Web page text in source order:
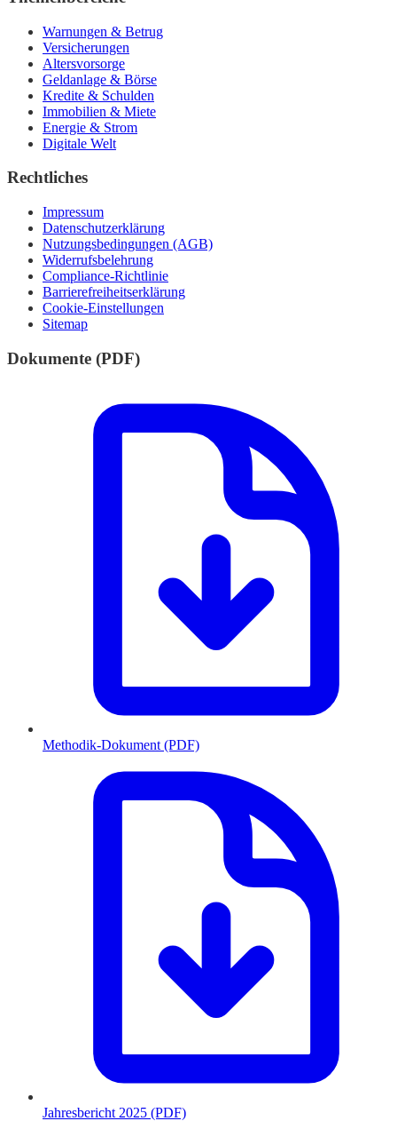
Warnungen & Betrug
Versicherungen
Altersvorsorge
Geldanlage & Börse
Kredite & Schulden
Immobilien & Miete
Energie & Strom
Digitale Welt
Rechtliches
Impressum
Datenschutzerklärung
Nutzungsbedingungen (AGB)
Widerrufsbelehrung
Compliance-Richtlinie
Barrierefreiheitserklärung
Cookie-Einstellungen
Sitemap
Dokumente (PDF)
Methodik-Dokument (PDF)
Jahresbericht 2025 (PDF)